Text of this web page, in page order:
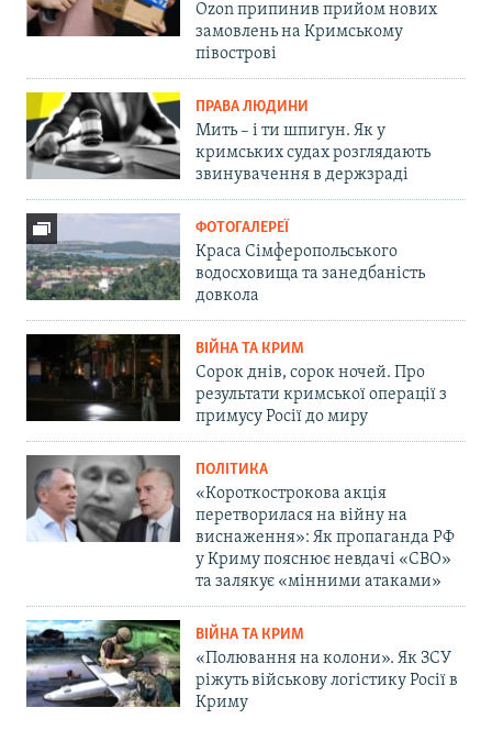
Ozon припинив прийом нових
замовлень на Кримському
півострові
ПРАВА ЛЮДИНИ
Мить – і ти шпигун. Як у
кримських судах розглядають
звинувачення в держзраді
ФОТОГАЛЕРЕЇ
Краса Сімферопольського
водосховища та занедбаність
довкола
ВІЙНА ТА КРИМ
Сорок днів, сорок ночей. Про
результати кримської операції з
примусу Росії до миру
ПОЛІТИКА
«Короткострокова акція
перетворилася на війну на
виснаження»: Як пропаганда РФ
у Криму пояснює невдачі «СВО»
та залякує «мінними атаками»
ВІЙНА ТА КРИМ
«Полювання на колони». Як ЗСУ
ріжуть військову логістику Росії в
Криму